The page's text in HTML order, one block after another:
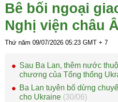
Bê bối ngoại
Nghị viện châu
Thứ năm 09/07/2026 05:23 GMT + 7
Sau Ba Lan, thêm nước
chương của Tổng thống
Ba Lan tuyên bố dừng
cho Ukraine (30/06)